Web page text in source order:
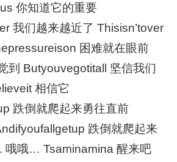
你知道它的重要
我们越来越近了 Thisisn’tover
困难就在眼前
到 Butyouvegotitall 坚信我们
相信它
跌倒就爬起来勇往直前
跌倒就爬起来
哦哦… Tsaminamina 醒来吧